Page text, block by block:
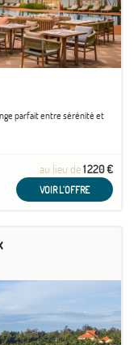
parfait entre sérénité et
au lieu de1 220 €
VOIR L'OFFRE